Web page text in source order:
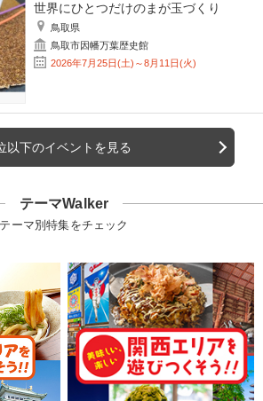
世界にひとつだけのまが玉づくり
鳥取県
鳥取市因幡万葉歴史館
2026年7月25日(土)～8月11日(火)
以下のイベントを見る
テーマWalker
テーマ別特集をチェック